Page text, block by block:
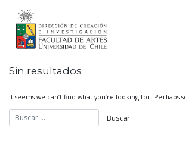
content
Sin resultados
It seems we can’t find what you’re looking for. Perhaps